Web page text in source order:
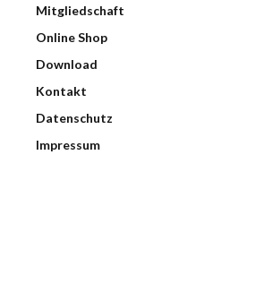
Mitgliedschaft
Online Shop
Download
Kontakt
Datenschutz
Impressum